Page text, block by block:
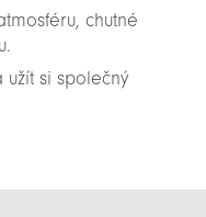
chutné
si společný